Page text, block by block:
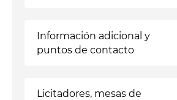
Información adicional y
puntos de contacto
Licitadores, mesas de